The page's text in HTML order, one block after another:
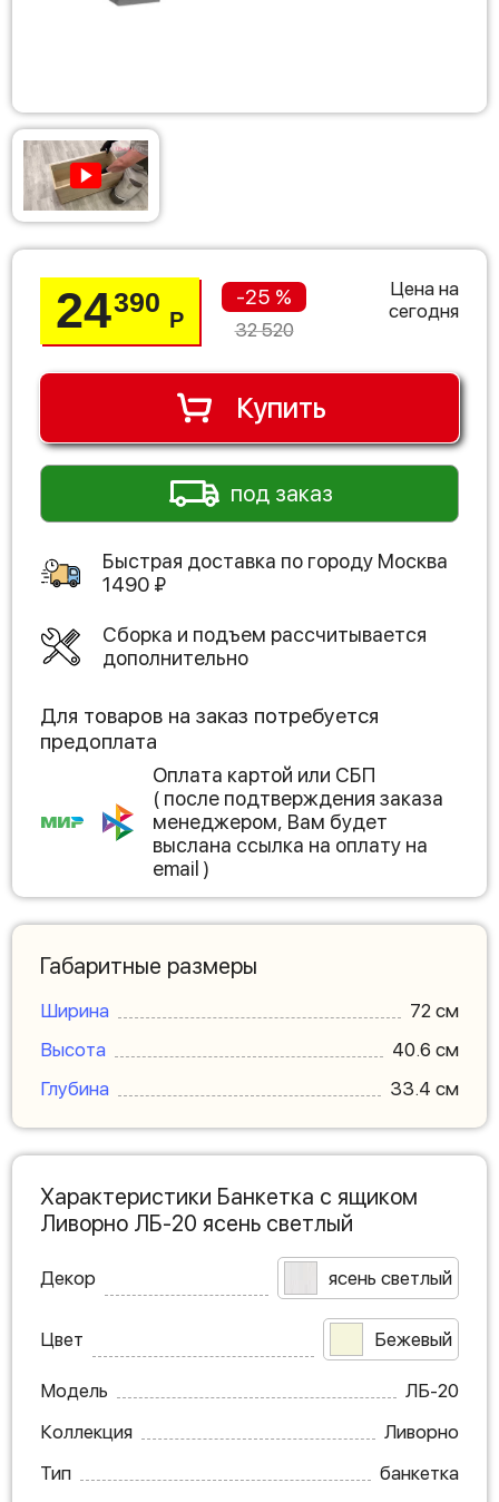
24390
Р
-25 %
32 520
Цена на
сегодня
Купить
под заказ
Быстрая доставка по городу Москва
1490 ₽
Сборка и подъем рассчитывается
дополнительно
Для товаров на заказ потребуется
предоплата
Оплата картой или СБП
( после подтверждения заказа
менеджером, Вам будет
выслана ссылка на оплату на
email )
Габаритные размеры
Ширина
72 см
Высота
40.6 см
Глубина
33.4 см
Характеристики Банкетка с ящиком
Ливорно ЛБ-20 ясень светлый
Декор ясень светлый
Цвет Бежевый
Модель
ЛБ-20
Коллекция
Ливорно
Тип
банкетка